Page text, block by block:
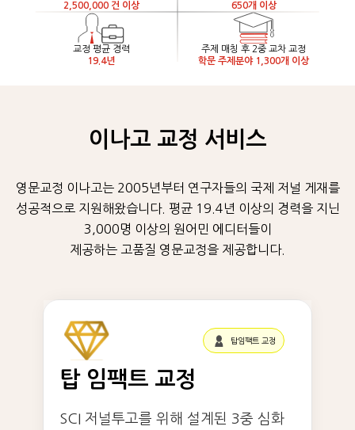
2,500,000 건 이상
650개 이상
교정 평균 경력
19.4년
주제 매칭 후 2중 교차 교정
학문 주제분야 1,300개 이상
이나고 교정 서비스
영문교정 이나고는 2005년부터 연구자들의 국제 저널 게재를
성공적으로 지원해왔습니다. 평균 19.4년 이상의 경력을 지닌
3,000명 이상의 원어민 에디터들이
제공하는 고품질 영문교정을 제공합니다.
탑임팩트 교정
탑 임팩트 교정
SCI 저널투고를 위해 설계된 3중 심화